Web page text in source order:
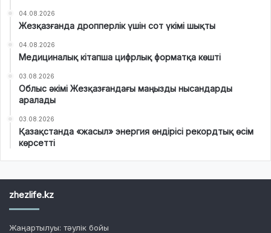
04.08.2026
Жезқазғанда дропперлік үшін сот үкімі шықты
04.08.2026
Медициналық кітапша цифрлық форматқа көшті
03.08.2026
Облыс әкімі Жезқазғандағы маңызды нысандарды
аралады
03.08.2026
Қазақстанда «жасыл» энергия өндірісі рекордтық өсім
көрсетті
zhezlife.kz
Жаңартылуы: тәулік бойы